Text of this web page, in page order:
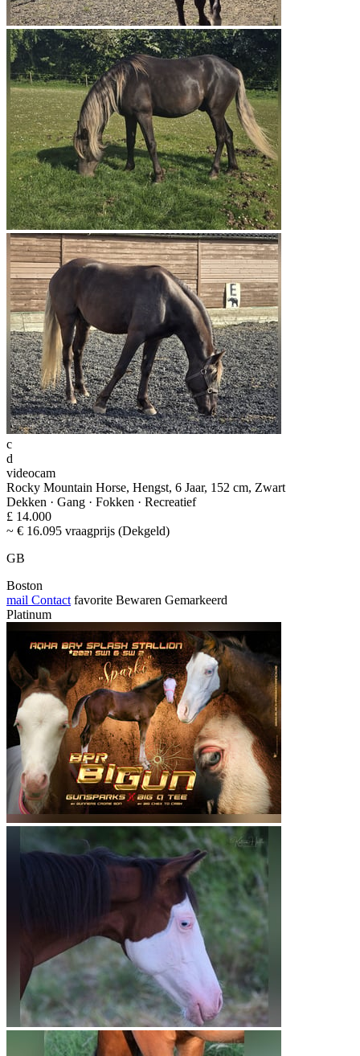
c
d
videocam
Rocky Mountain Horse, Hengst, 6 Jaar, 152 cm, Zwart
Dekken · Gang · Fokken · Recreatief
£ 14.000
~ € 16.095 vraagprijs (Dekgeld)
GB
Boston
mail Contact favorite Bewaren Gemarkeerd
Platinum